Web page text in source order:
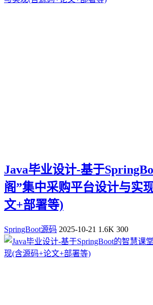
Java毕业设计-基于
阁”集中采购平台设计与实
文+部署等)
SpringBoot源码 2025-10-21 1.6K 300